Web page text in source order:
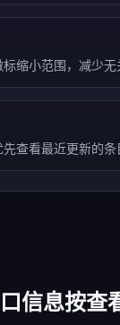
缩小范围，减少无
查看最近更新的条
信息按查